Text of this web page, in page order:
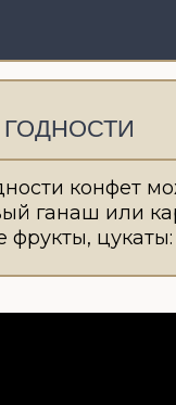
конфет может
или